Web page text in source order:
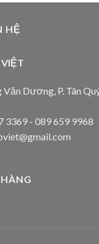
HỆ
Dương, P. Tân
3369 - 089 659 9968